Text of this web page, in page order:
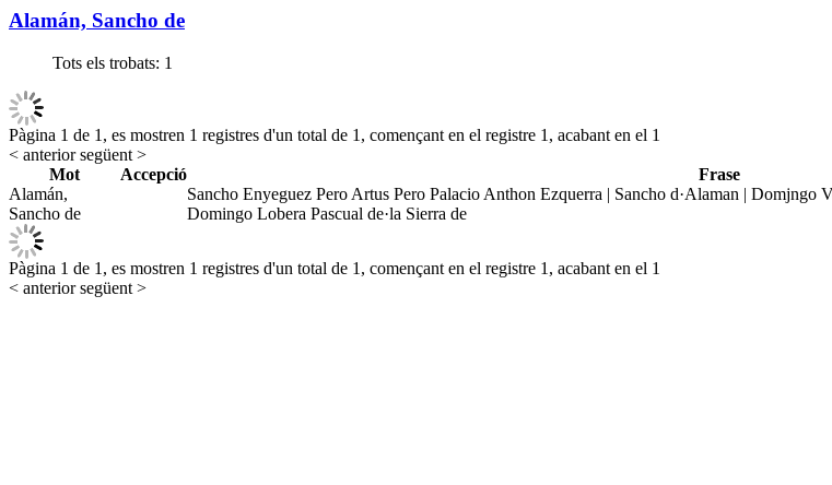
Alamán, Sancho de
Tots els trobats: 1
Pàgina 1 de 1, es mostren 1 registres d'un total de 1, començant en el registre 1, acabant en el 1
< anteriorsegüent >
Mot
Accepció Frase
Alamán,
Sancho de
Sancho Enyeguez Pero Artus Pero Palacio Anthon Ezquerra | Sancho d·Alaman |
Domingo Lobera Pascual de·la Sierra de
Pàgina 1 de 1, es mostren 1 registres d'un total de 1, començant en el registre 1, acabant en el 1
< anteriorsegüent >